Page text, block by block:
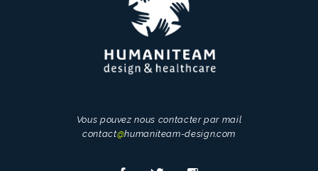
Vous pouvez nous contacter par mail
contact@humaniteam-design.com